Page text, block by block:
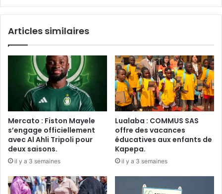
le
Articles similaires
Mercato : Fiston Mayele
s’engage officiellement
avec Al Ahli Tripoli pour
deux saisons.
il y a 3 semaines
Lualaba : COMMUS SAS
offre des vacances
éducatives aux enfants de
Kapepa.
il y a 3 semaines